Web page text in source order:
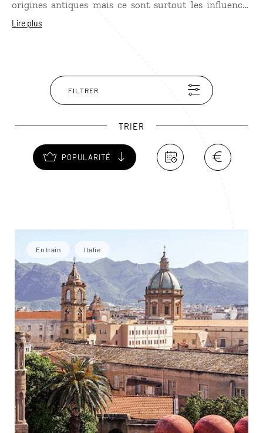
origines antiques mais ce sont surtout les influences
aragonaises et baroques qui donnent son charme au
sourire angélique.
Lire plus
FILTRER
TRIER
POPULARITÉ
En train Italie